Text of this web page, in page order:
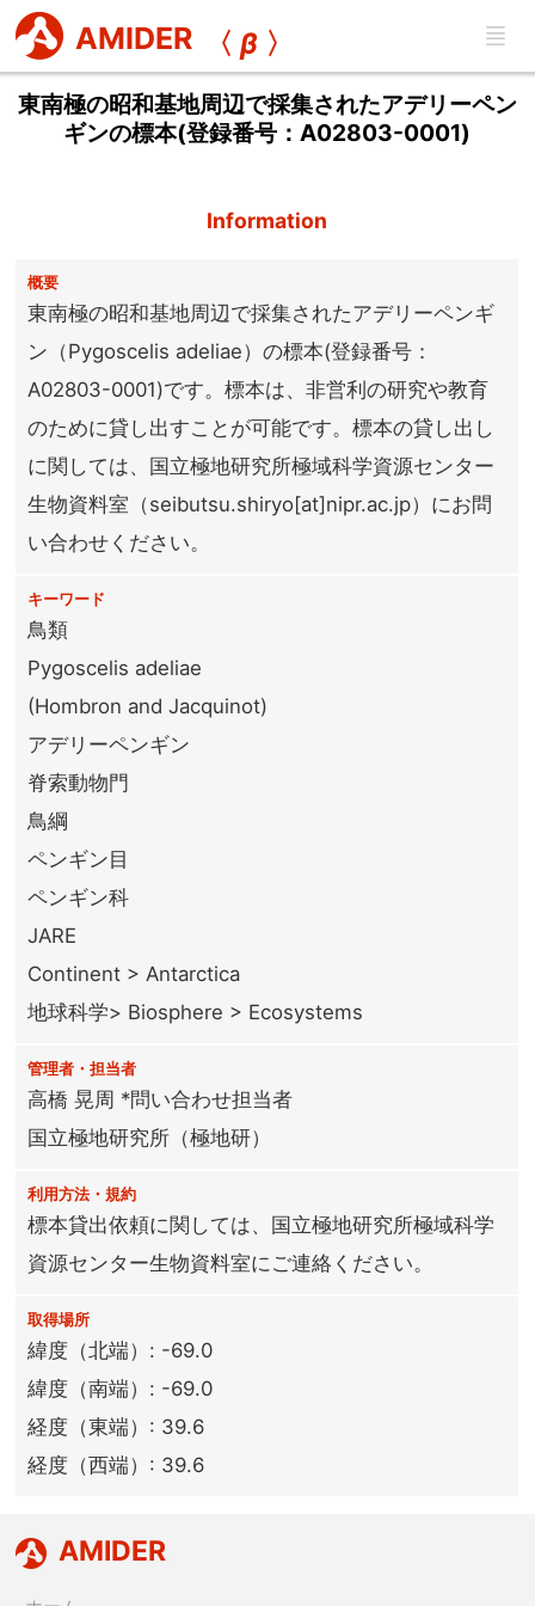
AMIDER 〈β 〉
東南極の昭和基地周辺で採集されたアデリーペン
ギンの標本(登録番号：A02803-0001)
Information
概要
東南極の昭和基地周辺で採集されたアデリーペンギ
ン（Pygoscelis adeliae）の標本(登録番号：
A02803-0001)です。標本は、非営利の研究や教育
のために貸し出すことが可能です。標本の貸し出し
に関しては、国立極地研究所極域科学資源センター
生物資料室（seibutsu.shiryo[at]nipr.ac.jp）にお問
い合わせください。
キーワード
鳥類
Pygoscelis adeliae
(Hombron and Jacquinot)
アデリーペンギン
脊索動物門
鳥綱
ペンギン目
ペンギン科
JARE
Continent > Antarctica
地球科学> Biosphere > Ecosystems
管理者・担当者
高橋 晃周 *問い合わせ担当者
国立極地研究所（極地研）
利用方法・規約
標本貸出依頼に関しては、国立極地研究所極域科学
資源センター生物資料室にご連絡ください。
取得場所
緯度（北端）: -69.0
緯度（南端）: -69.0
経度（東端）: 39.6
経度（西端）: 39.6
AMIDER